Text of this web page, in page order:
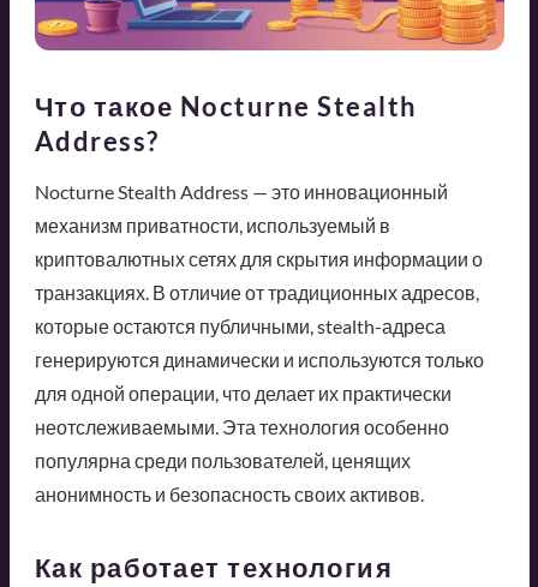
Что такое Nocturne Stealth
Address?
Nocturne Stealth Address — это инновационный
механизм приватности, используемый в
криптовалютных сетях для скрытия информации о
транзакциях. В отличие от традиционных адресов,
которые остаются публичными, stealth-адреса
генерируются динамически и используются только
для одной операции, что делает их практически
неотслеживаемыми. Эта технология особенно
популярна среди пользователей, ценящих
анонимность и безопасность своих активов.
Как работает технология